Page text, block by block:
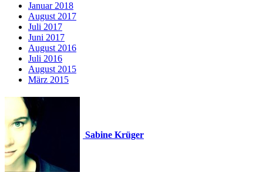
Januar 2018
August 2017
Juli 2017
Juni 2017
August 2016
Juli 2016
August 2015
März 2015
Sabine Krüger